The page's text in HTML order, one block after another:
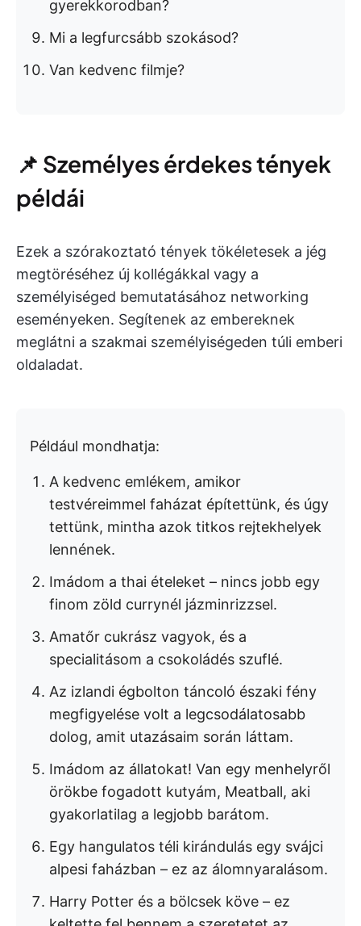
gyerekkorodban?
Mi a legfurcsább szokásod?
Van kedvenc filmje?
📌 Személyes érdekes tények
példái
Ezek a szórakoztató tények tökéletesek a jég
megtöréséhez új kollégákkal vagy a
személyiséged bemutatásához networking
eseményeken. Segítenek az embereknek
meglátni a szakmai személyiségeden túli emberi
oldaladat.
Például mondhatja:
A kedvenc emlékem, amikor
testvéreimmel faházat építettünk, és úgy
tettünk, mintha azok titkos rejtekhelyek
lennének.
Imádom a thai ételeket – nincs jobb egy
finom zöld currynél jázminrizzsel.
Amatőr cukrász vagyok, és a
specialitásom a csokoládés szuflé.
Az izlandi égbolton táncoló északi fény
megfigyelése volt a legcsodálatosabb
dolog, amit utazásaim során láttam.
Imádom az állatokat! Van egy menhelyről
örökbe fogadott kutyám, Meatball, aki
gyakorlatilag a legjobb barátom.
Egy hangulatos téli kirándulás egy svájci
alpesi faházban – ez az álomnyaralásom.
Harry Potter és a bölcsek köve – ez